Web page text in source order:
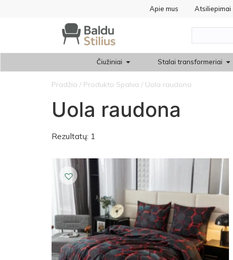
Apie mus Atsiliepimai
Čiužiniai Stalai transformeriai
Pradžia / Produkto Spalva / Uola raudona
Uola raudona
Rezultatų: 1